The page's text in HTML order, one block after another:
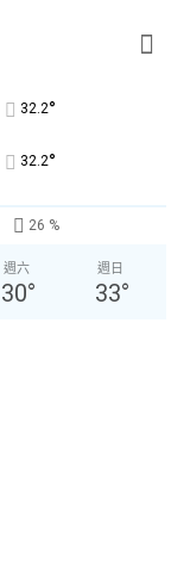
32.2°
32.2°
26 %
週六
30°
週日
33°